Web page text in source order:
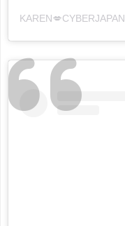
KAREN💋CYBERJAPAN